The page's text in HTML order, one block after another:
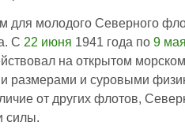
для молодого Северного
С 22 июня 1941 года по 9 мая
на открытом
размерами и суровыми
от других флотов,
силы.